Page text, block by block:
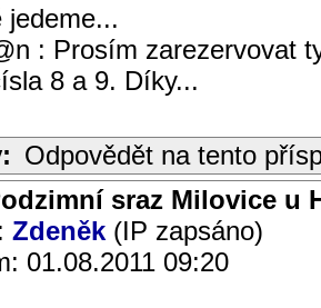
jedeme...
: Prosím zarezervovat
8 a 9. Díky...
Odpovědět na tento
sraz Milovice u
Zdeněk (IP zapsáno)
01.08.2011 09:20